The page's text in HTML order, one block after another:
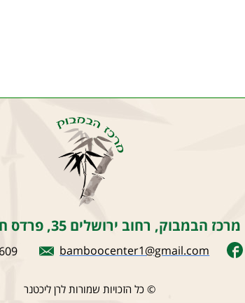
סדנאות והרצאות
bamboocenter1@gmail.com
מרכז הבמבוק, רחוב ירושלים 35, פרדס חנה - כרכור
© כל הזכויות שמורות לרן ליכטנר